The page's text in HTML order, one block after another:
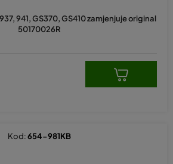
941, GS370, GS410 zamjenjuje original
50170026R
Kod:654-981KB